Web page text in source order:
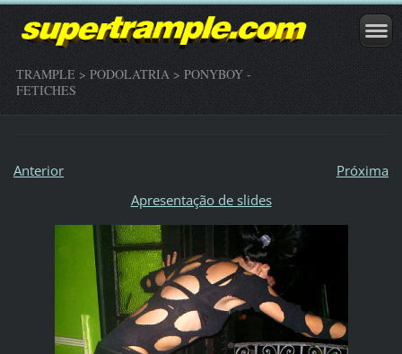
TRAMPLE > PODOLATRIA > PONYBOY -
FETICHES
Anterior
Próxima
Apresentação de slides